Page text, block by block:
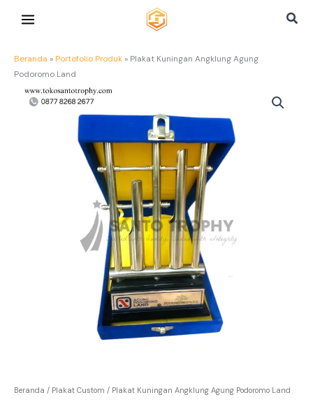
Cari
Beranda » Portofolio Produk » Plakat Kuningan Angklung Agung
Podoromo Land
Beranda / Plakat Custom / Plakat Kuningan Angklung Agung Podoromo Land